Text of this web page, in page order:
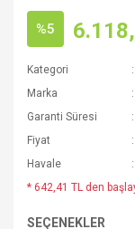
%5
Kategori
Marka
Garanti Süresi
Fiyat
Havale
* 642,41 TL den
SEÇENEKLER